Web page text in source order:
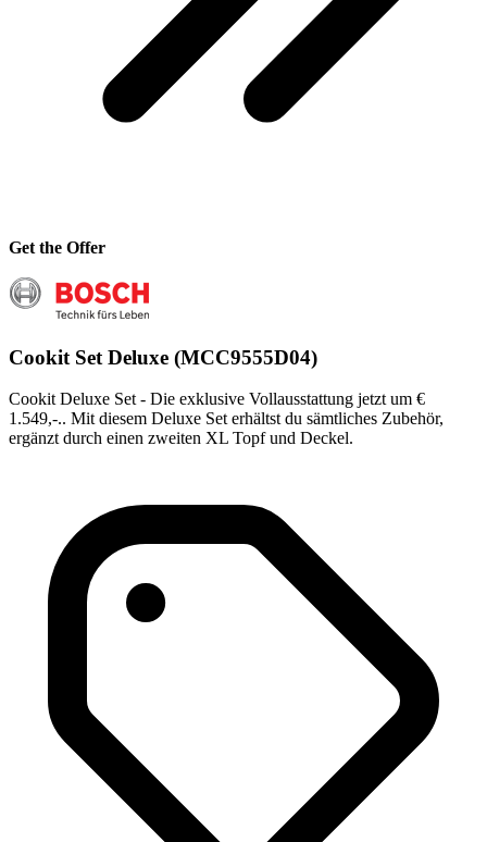
Get the Offer
Cookit Set Deluxe (MCC9555D04)
Cookit Deluxe Set - Die exklusive Vollausstattung jetzt um €
1.549,-.. Mit diesem Deluxe Set erhältst du sämtliches Zubehör,
ergänzt durch einen zweiten XL Topf und Deckel.